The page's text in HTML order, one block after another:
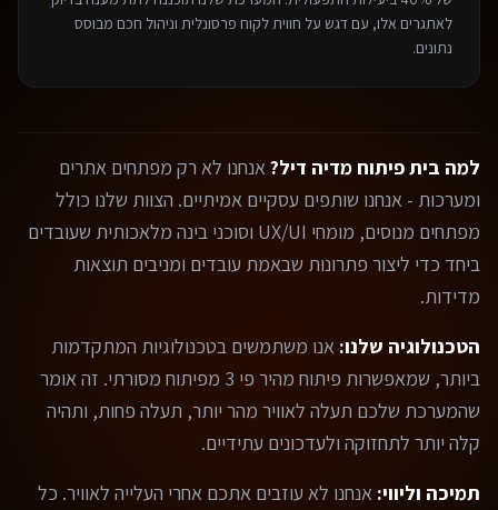
לאתגרים אלו, עם דגש על חווית לקוח פרסונלית וניהול חכם מבוסס
נתונים.
למה בית פיתוח מדיה דיל?אנחנו לא רק מפתחים אתרים
ומערכות - אנחנו שותפים עסקיים אמיתיים. הצוות שלנו כולל
מפתחים מנוסים, מומחי UX/UI וסוכני בינה מלאכותית שעובדים
ביחד כדי ליצור פתרונות שבאמת עובדים ומניבים תוצאות
מדידות.
הטכנולוגיה שלנו: אנו משתמשים בטכנולוגיות המתקדמות
ביותר, שמאפשרות פיתוח מהיר פי 3 מפיתוח מסורתי. זה אומר
שהמערכת שלכם תעלה לאוויר מהר יותר, תעלה פחות, ותהיה
קלה יותר לתחזוקה ולעדכונים עתידיים.
תמיכה וליווי: אנחנו לא עוזבים אתכם אחרי העלייה לאוויר. כל